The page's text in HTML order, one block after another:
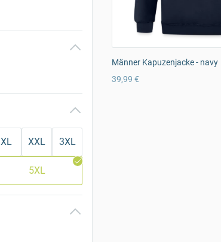
XL XXL 3XL
5XL
Männer Kapuzenjacke - navy
39,99 €